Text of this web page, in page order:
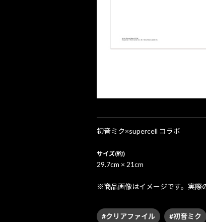
初音ミク×supercell コラボ
サイズ(約)
29.7cm × 21cm
※商品画像はイメージです。実際
#クリアファイル #初音ミク